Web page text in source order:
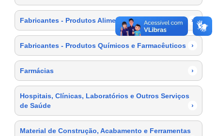
Fabricantes - Produtos Alimentícios ›
Fabricantes - Produtos Químicos e Farmacêuticos ›
Farmácias ›
Hospitais, Clínicas, Laboratórios e Outros Serviços
de Saúde
›
Material de Construção, Acabamento e Ferramentas